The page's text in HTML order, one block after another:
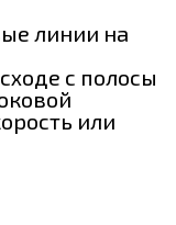
линии на
с полосы
или